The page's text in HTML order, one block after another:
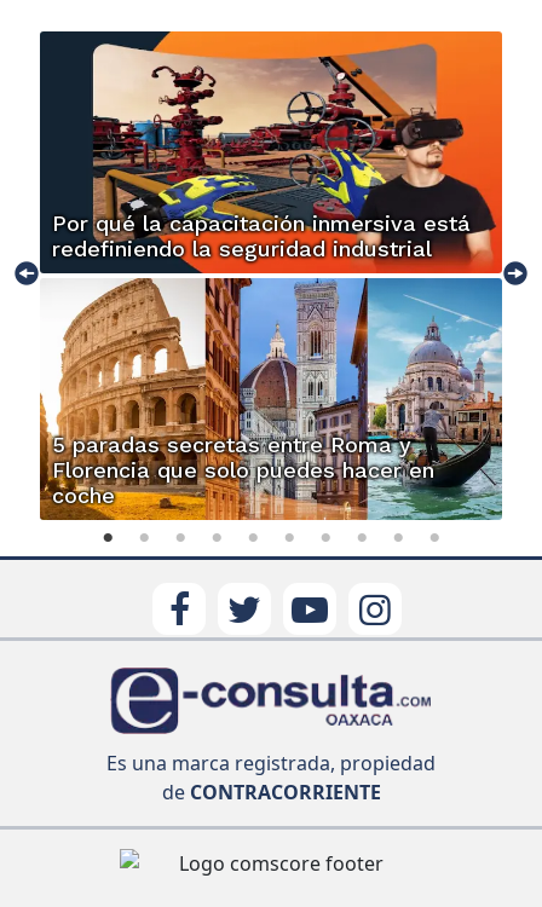
Por qué la capacitación inmersiva está
redefiniendo la seguridad industrial
5 paradas secretas entre Roma y
Florencia que solo puedes hacer en
coche
Es una marca registrada, propiedad
deCONTRACORRIENTE